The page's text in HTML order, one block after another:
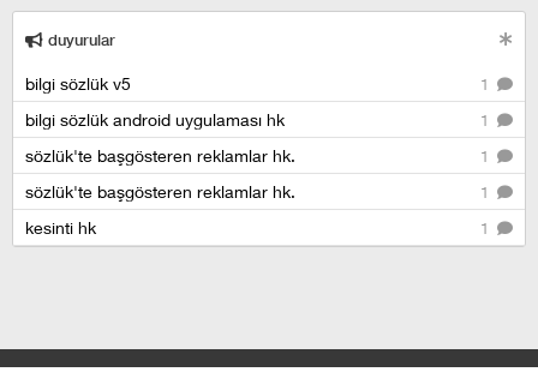
duyurular
1
bilgi sözlük v5
1
bilgi sözlük android uygulaması hk
1
sözlük'te başgösteren reklamlar hk.
1
sözlük'te başgösteren reklamlar hk.
1
kesinti hk